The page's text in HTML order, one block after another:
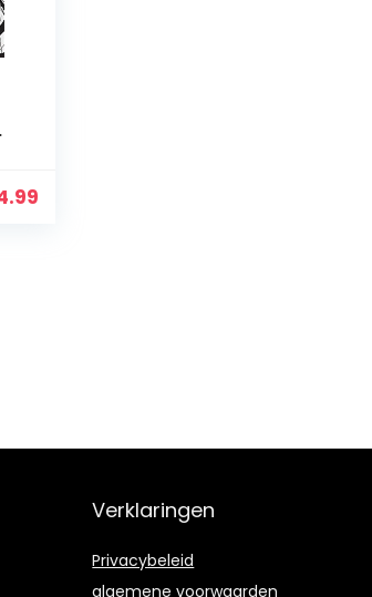
Verklaringen
Privacybeleid
algemene voorwaarden